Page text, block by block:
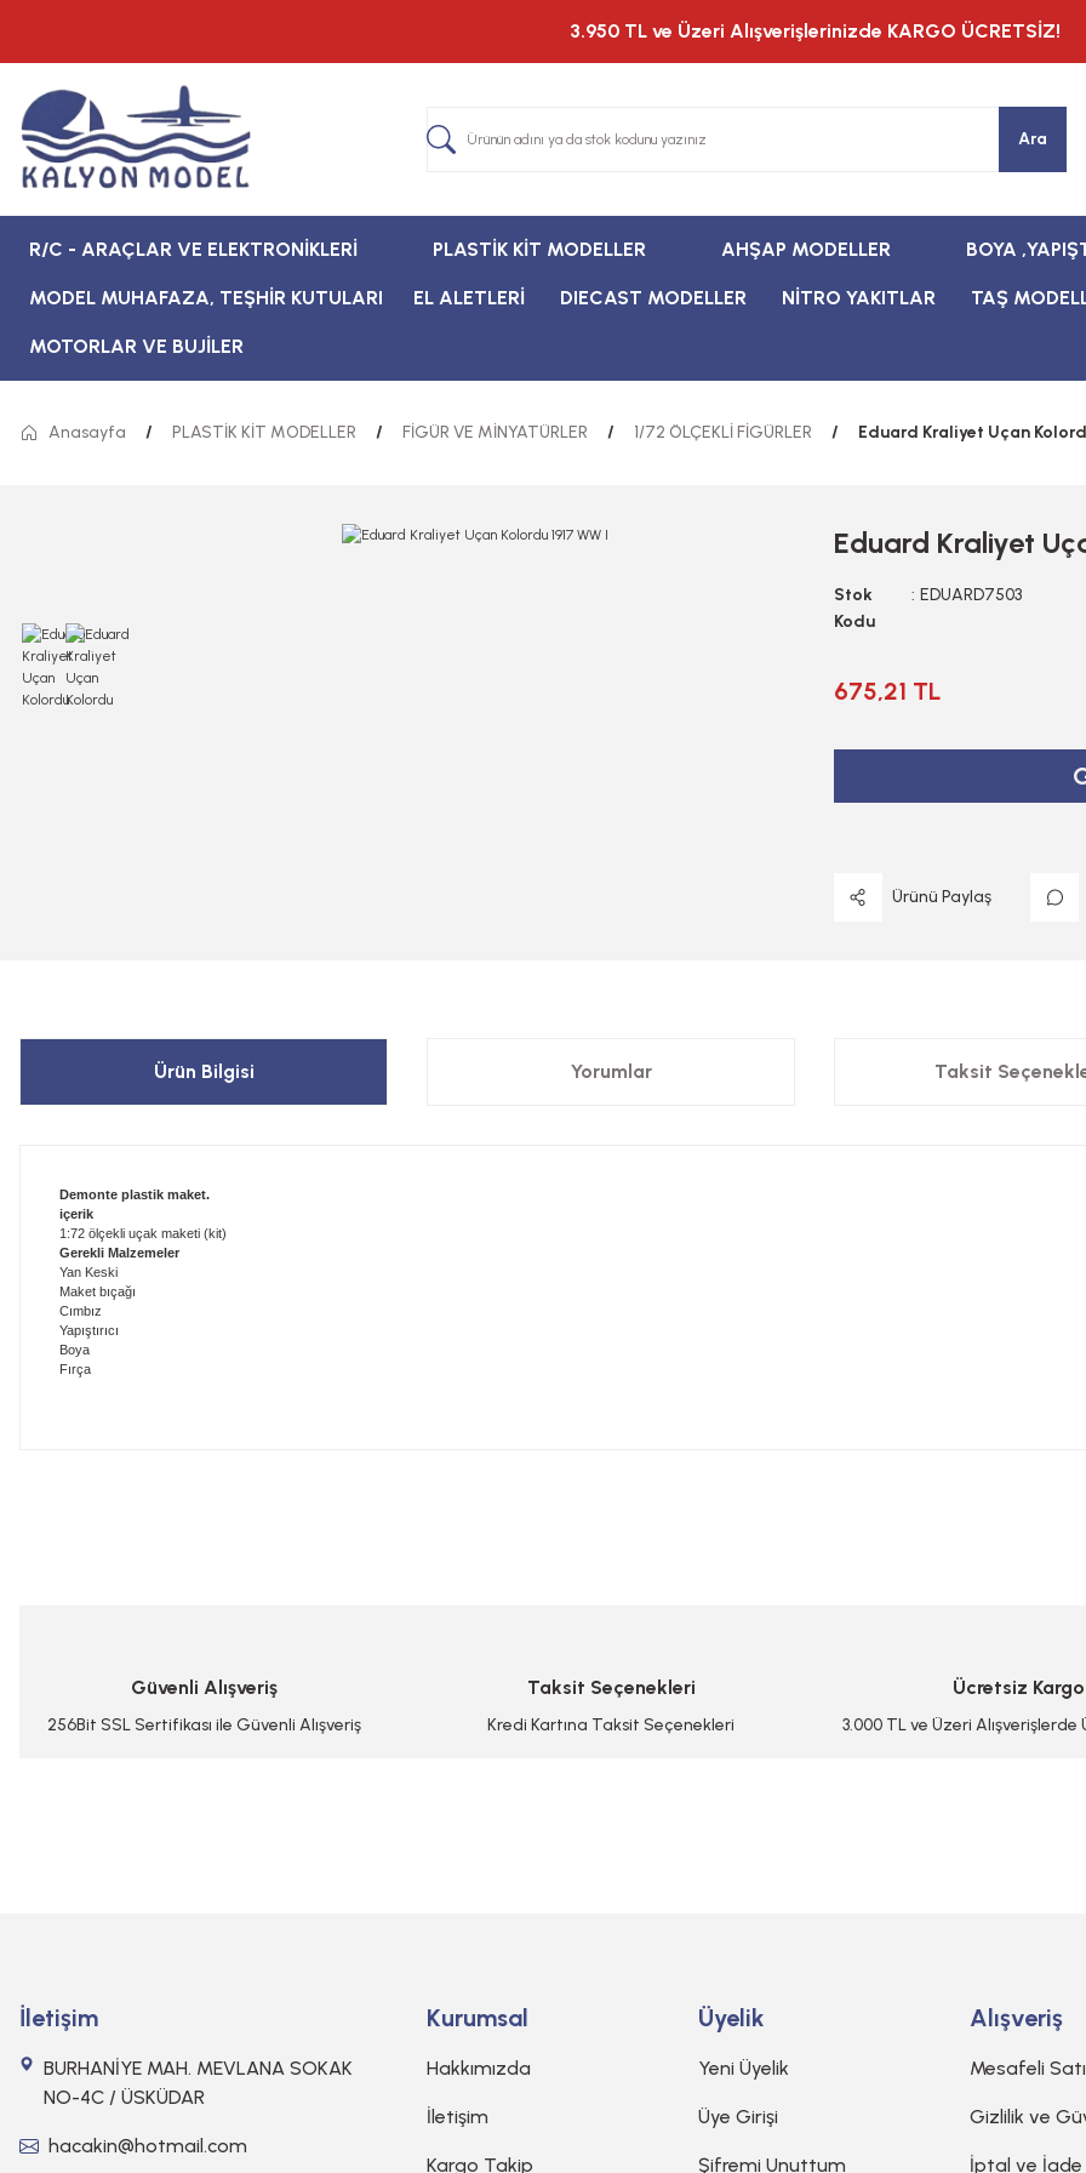
3.950 TL ve Üzeri Alışverişlerinizde KARGO ÜCRETSİZ!
Ara
R/C - ARAÇLAR VE ELEKTRONİKLERİ PLASTİK KİT MODELLER AHŞAP MODELLER BOYA
MODEL MUHAFAZA, TEŞHİR KUTULARI EL ALETLERİ DIECAST MODELLER NİTRO YAKITLAR TAŞ
MOTORLAR VE BUJİLER
Anasayfa PLASTİK KİT MODELLER FİGÜR VE MİNYATÜRLER 1/72 ÖLÇEKLİ FİGÜRLER Eduard Kraliyet Uçan
Eduard Kraliyet
Stok
Kodu
EDUARD7503
675,21 TL
Ürünü Paylaş
Ürün Bilgisi Yorumlar Taksit
Demonte plastik maket.
içerik
1:72 ölçekli uçak maketi (kit)
Gerekli Malzemeler
Yan Keski
Maket bıçağı
Cımbız
Yapıştırıcı
Boya
Fırça
Ürün fiyatı diğer sitelerden daha pahalı.
Bu ürüne benzer farklı alternatifler olmalı.
Güvenli Alışveriş
256Bit SSL Sertifikası ile Güvenli Alışveriş
Taksit Seçenekleri
Kredi Kartına Taksit Seçenekleri
Ücretsiz Kargo
3.000 TL ve Üzeri
İletişim
BURHANİYE MAH. MEVLANA SOKAK
NO-4C / ÜSKÜDAR
hacakin@hotmail.com
Kurumsal
Hakkımızda
İletişim
Kargo Takip
Üyelik
Yeni Üyelik
Üye Girişi
Şifremi Unuttum
Alışveriş
Mesafeli
Gizlilik ve
İptal ve İade